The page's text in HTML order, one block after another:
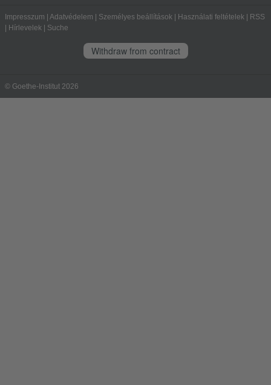
Impresszum | Adatvédelem | Személyes beállítások | Használati feltételek | RSS
| Hírlevelek | Suche
Withdraw from contract
© Goethe-Institut 2026